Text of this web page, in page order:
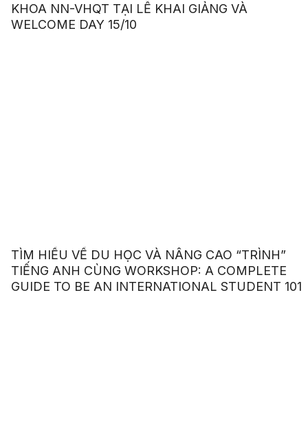
KHOA NN-VHQT TẠI LỄ KHAI GIẢNG VÀ
WELCOME DAY 15/10
TÌM HIỂU VỀ DU HỌC VÀ NÂNG CAO “TRÌNH”
TIẾNG ANH CÙNG WORKSHOP: A COMPLETE
GUIDE TO BE AN INTERNATIONAL STUDENT 101